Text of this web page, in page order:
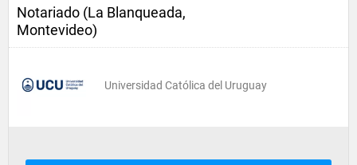
Notariado (La Blanqueada,
Montevideo)
Universidad Católica del Uruguay